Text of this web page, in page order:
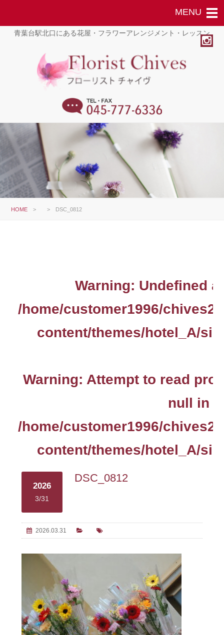
青葉台駅北口にある花屋・フラワーアレンジメント・レッスン
HOME > > DSC_0812
Warning: Undefined
/home/customer1996/
content/themes/hotel_A/
Warning: Attempt to read
null in
/home/customer1996/
content/themes/hotel_A/
2026
3/31
DSC_0812
2026.03.31